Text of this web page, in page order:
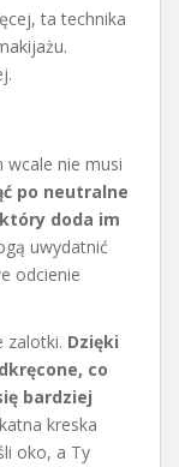
ta technika
wcale nie musi
po neutralne
doda im
uwydatnić
odcienie
zalotki. Dzięki
co
bardziej
kreska
oko, a Ty